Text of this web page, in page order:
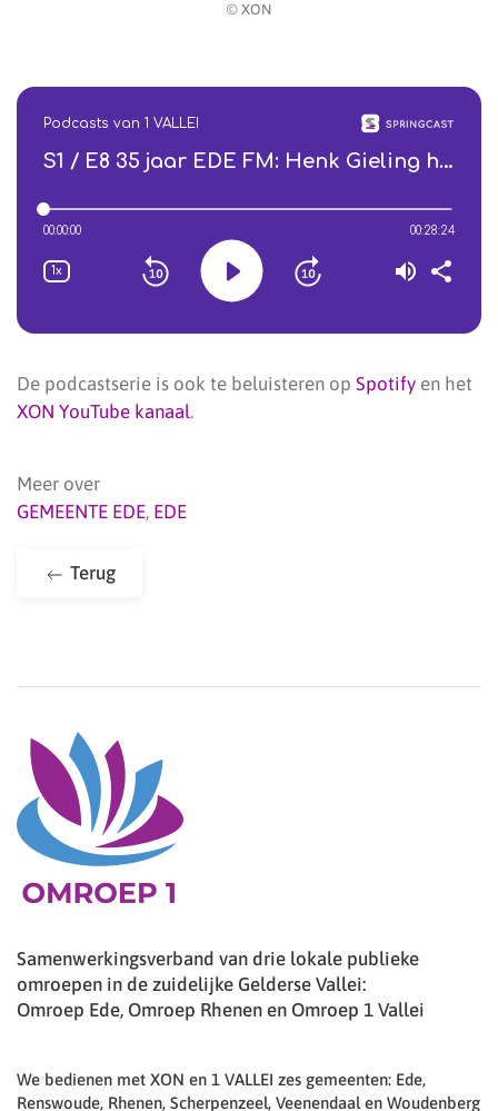
© XON
De podcastserie is ook te beluisteren op Spotify en het
XON YouTube kanaal.
Meer over
GEMEENTE EDE, EDE
Terug
Samenwerkingsverband van drie lokale publieke
omroepen in de zuidelijke Gelderse Vallei:
Omroep Ede, Omroep Rhenen en Omroep 1 Vallei
We bedienen met XON en 1 VALLEI zes gemeenten: Ede,
Renswoude, Rhenen, Scherpenzeel, Veenendaal en Woudenberg